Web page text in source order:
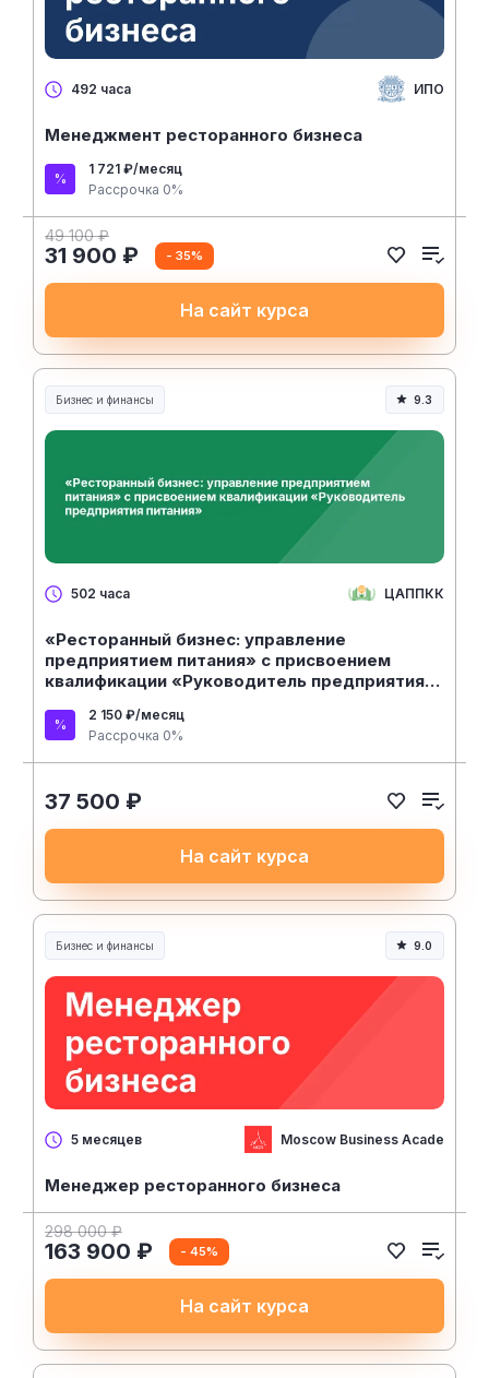
492 часа ИПО
Менеджмент ресторанного бизнеса
1 721 ₽/месяц
Рассрочка 0%
49 100 ₽
31 900 ₽ - 35%
На сайт курса
Бизнес и финансы 9.3
502 часа ЦАППКК
«Ресторанный бизнес: управление
предприятием питания» с присвоением
квалификации «Руководитель предприятия
2 150 ₽/месяц
Рассрочка 0%
37 500 ₽
На сайт курса
Бизнес и финансы 9.0
5 месяцев Moscow Business Academy
Менеджер ресторанного бизнеса
298 000 ₽
163 900 ₽ - 45%
На сайт курса